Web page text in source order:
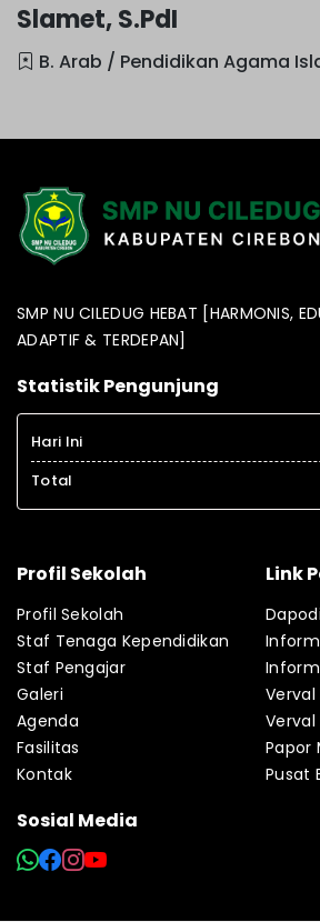
Slamet, S.PdI
B. Arab / Pendidikan Agama
SMP NU CILEDUG HEBAT [HARMONIS,
ADAPTIF & TERDEPAN]
Statistik Pengunjung
Hari Ini
Total
Profil Sekolah
Profil Sekolah
Staf Tenaga Kependidikan
Staf Pengajar
Galeri
Agenda
Fasilitas
Kontak
Sosial Media
Link
Verval
Verval
Papor
Pusat